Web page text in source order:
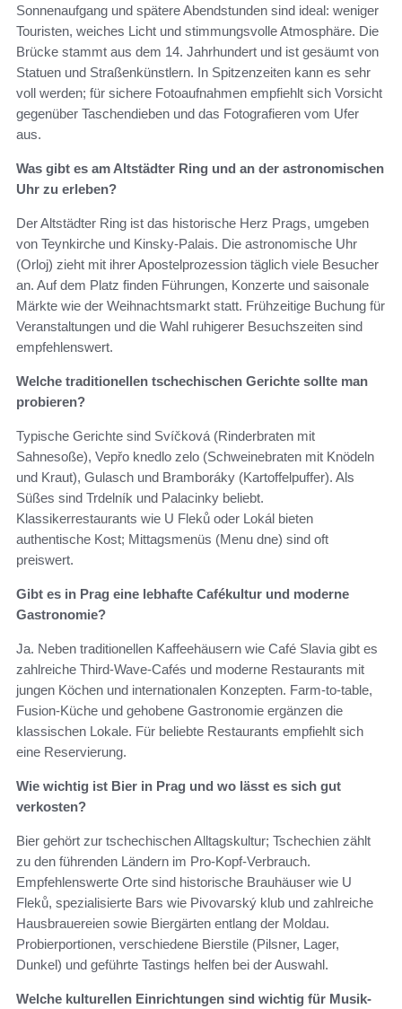
Sonnenaufgang und spätere Abendstunden sind ideal: weniger
Touristen, weiches Licht und stimmungsvolle Atmosphäre. Die
Brücke stammt aus dem 14. Jahrhundert und ist gesäumt von
Statuen und Straßenkünstlern. In Spitzenzeiten kann es sehr
voll werden; für sichere Fotoaufnahmen empfiehlt sich Vorsicht
gegenüber Taschendieben und das Fotografieren vom Ufer
aus.
Was gibt es am Altstädter Ring und an der astronomischen
Uhr zu erleben?
Der Altstädter Ring ist das historische Herz Prags, umgeben
von Teynkirche und Kinsky-Palais. Die astronomische Uhr
(Orloj) zieht mit ihrer Apostelprozession täglich viele Besucher
an. Auf dem Platz finden Führungen, Konzerte und saisonale
Märkte wie der Weihnachtsmarkt statt. Frühzeitige Buchung für
Veranstaltungen und die Wahl ruhigerer Besuchszeiten sind
empfehlenswert.
Welche traditionellen tschechischen Gerichte sollte man
probieren?
Typische Gerichte sind Svíčková (Rinderbraten mit
Sahnesoße), Vepřo knedlo zelo (Schweinebraten mit Knödeln
und Kraut), Gulasch und Bramboráky (Kartoffelpuffer). Als
Süßes sind Trdelník und Palacinky beliebt.
Klassikerrestaurants wie U Fleků oder Lokál bieten
authentische Kost; Mittagsmenüs (Menu dne) sind oft
preiswert.
Gibt es in Prag eine lebhafte Cafékultur und moderne
Gastronomie?
Ja. Neben traditionellen Kaffeehäusern wie Café Slavia gibt es
zahlreiche Third-Wave-Cafés und moderne Restaurants mit
jungen Köchen und internationalen Konzepten. Farm-to-table,
Fusion-Küche und gehobene Gastronomie ergänzen die
klassischen Lokale. Für beliebte Restaurants empfiehlt sich
eine Reservierung.
Wie wichtig ist Bier in Prag und wo lässt es sich gut
verkosten?
Bier gehört zur tschechischen Alltagskultur; Tschechien zählt
zu den führenden Ländern im Pro-Kopf-Verbrauch.
Empfehlenswerte Orte sind historische Brauhäuser wie U
Fleků, spezialisierte Bars wie Pivovarský klub und zahlreiche
Hausbrauereien sowie Biergärten entlang der Moldau.
Probierportionen, verschiedene Bierstile (Pilsner, Lager,
Dunkel) und geführte Tastings helfen bei der Auswahl.
Welche kulturellen Einrichtungen sind wichtig für Musik-